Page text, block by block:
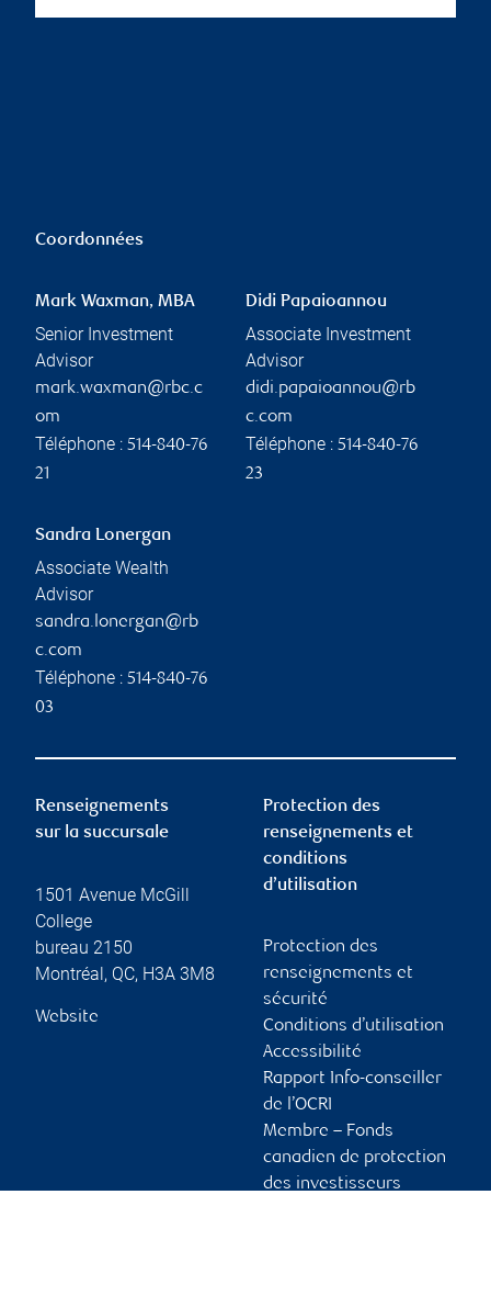
Coordonnées
Mark Waxman, MBA
Senior Investment
Advisor
mark.waxman@rbc.c
om
Téléphone : 514-840-76
21
Didi Papaioannou
Associate Investment
Advisor
didi.papaioannou@rb
c.com
Téléphone : 514-840-76
23
Sandra Lonergan
Associate Wealth
Advisor
sandra.lonergan@rb
c.com
Téléphone : 514-840-76
03
Renseignements
sur la succursale
1501 Avenue McGill
College
bureau 2150
Montréal , QC, H3A 3M8
Website
Protection des
renseignements et
conditions
d’utilisation
Protection des
renseignements et
sécurité
Conditions d’utilisation
Accessibilité
Rapport Info-conseiller
de l’OCRI
Membre – Fonds
canadien de protection
des investisseurs